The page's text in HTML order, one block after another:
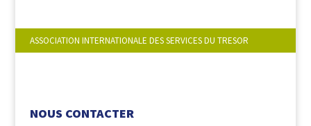
ASSOCIATION INTERNATIONALE DES SERVICES DU TRESOR
NOUS CONTACTER